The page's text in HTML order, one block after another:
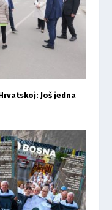
Još jedna